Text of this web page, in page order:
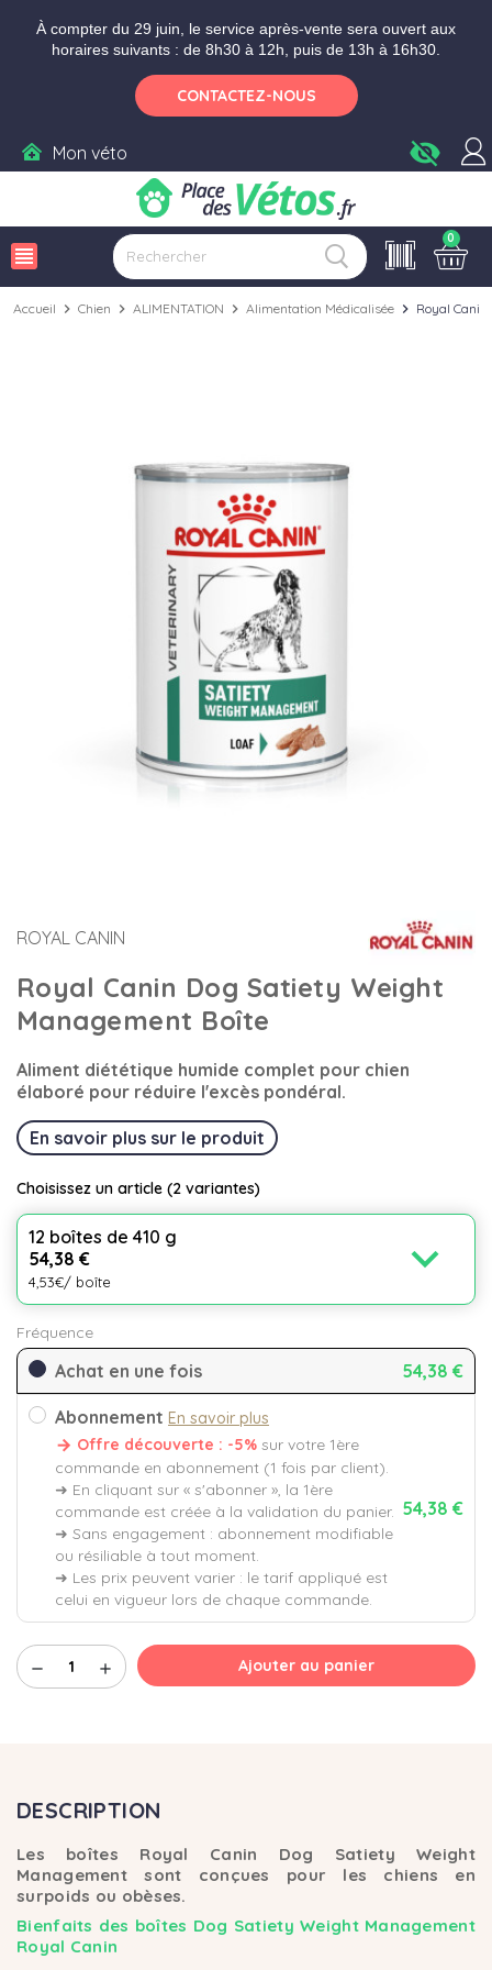
À compter du 29 juin, le service après-vente sera ouvert aux
horaires suivants : de 8h30 à 12h, puis de 13h à 16h30.
CONTACTEZ-NOUS
Mon véto visibility_off
view_headline
0
Accueil chevron_right Chien chevron_right ALIMENTATION chevron_right Alimentation Médicalisée chevron_right Royal
ROYAL CANIN
Royal Canin Dog Satiety Weight
Management Boîte
Aliment diététique humide complet pour chien
élaboré pour réduire l'excès pondéral.
En savoir plus sur le produit
Choisissez un article (2 variantes)
12 boîtes de 410 g
54,38 €
4,53€/ boîte expand_more
Fréquence
Achat en une fois 54,38 €
Abonnement En savoir plus
Offre découverte : -5% sur votre 1ère
commande en abonnement (1 fois par client).
➜ En cliquant sur « s'abonner », la 1ère
commande est créée à la validation du panier.
➜ Sans engagement : abonnement modifiable
ou résiliable à tout moment.
➜ Les prix peuvent varier : le tarif appliqué est
celui en vigueur lors de chaque commande.
54,38 €
remove add Ajouter au panier
DESCRIPTION
Les boîtes Royal Canin Dog Satiety Weight
Management sont conçues pour les chiens en
surpoids ou obèses.
Bienfaits des boîtes Dog Satiety Weight Management
Royal Canin